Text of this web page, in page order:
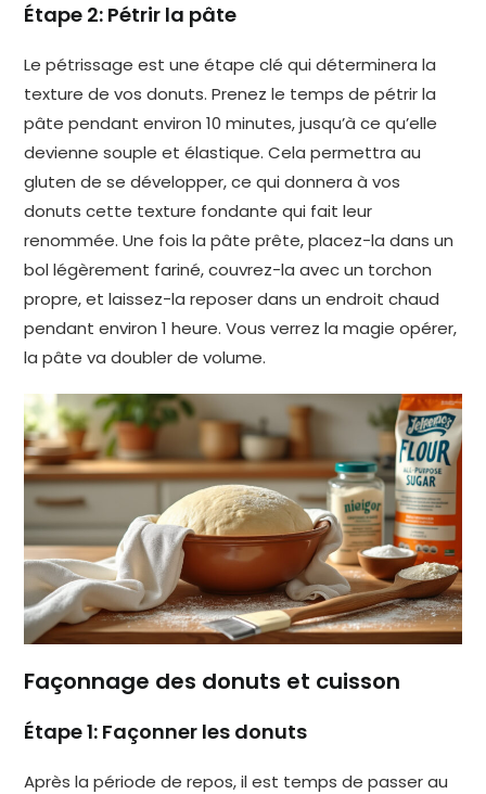
Étape 2: Pétrir la pâte
Le pétrissage est une étape clé qui déterminera la
texture de vos donuts. Prenez le temps de pétrir la
pâte pendant environ 10 minutes, jusqu’à ce qu’elle
devienne souple et élastique. Cela permettra au
gluten de se développer, ce qui donnera à vos
donuts cette texture fondante qui fait leur
renommée. Une fois la pâte prête, placez-la dans un
bol légèrement fariné, couvrez-la avec un torchon
propre, et laissez-la reposer dans un endroit chaud
pendant environ 1 heure. Vous verrez la magie opérer,
la pâte va doubler de volume.
Façonnage des donuts et cuisson
Étape 1: Façonner les donuts
Après la période de repos, il est temps de passer au